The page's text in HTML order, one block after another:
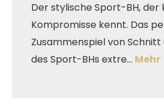
Der stylische Sport-BH, der
Kompromisse kennt. Das
Zusammenspiel von
des Sport-BHs extre… Mehr